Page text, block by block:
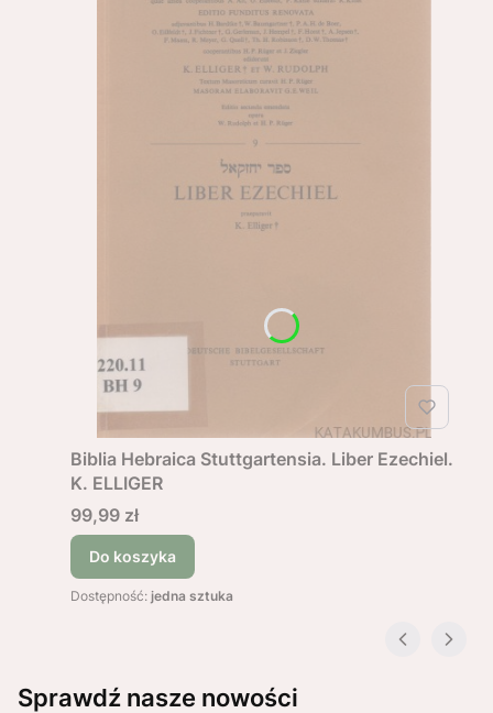
Biblia Hebraica Stuttgartensia. Liber Ezechiel.
K. ELLIGER
Cena
99,99 zł
Do koszyka
Dostępność: jedna sztuka
Sprawdź nasze nowości